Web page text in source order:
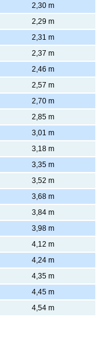
2,30 m
2,29 m
2,31 m
2,37 m
2,46 m
2,57 m
2,70 m
2,85 m
3,01 m
3,18 m
3,35 m
3,52 m
3,68 m
3,84 m
3,98 m
4,12 m
4,24 m
4,35 m
4,45 m
4,54 m